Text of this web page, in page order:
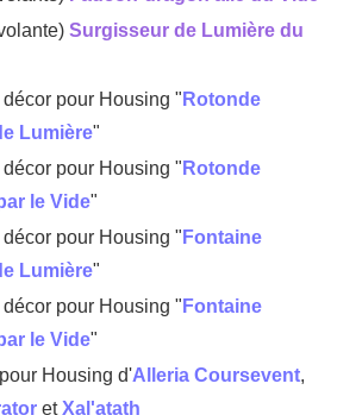
Surgisseur de Lumière du
décor pour Housing " Rotonde
Lumière"
décor pour Housing " Rotonde
le Vide"
décor pour Housing " Fontaine
Lumière"
décor pour Housing " Fontaine
le Vide"
Housing d'Alleria Coursevent,
etXal'atath